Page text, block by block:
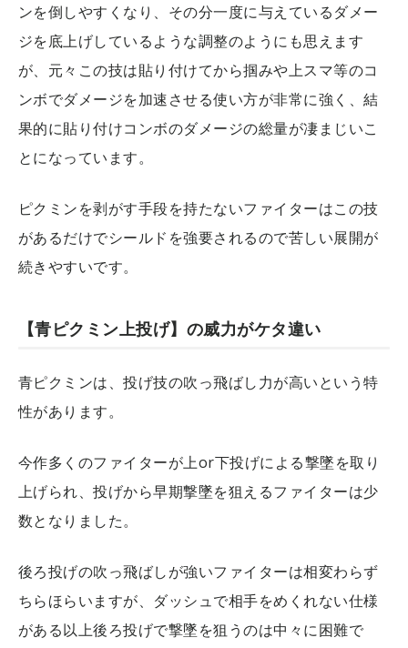
ンを倒しやすくなり、その分一度に与えているダメー
ジを底上げしているような調整のようにも思えます
が、元々この技は貼り付けてから掴みや上スマ等のコ
ンボでダメージを加速させる使い方が非常に強く、結
果的に貼り付けコンボのダメージの総量が凄まじいこ
とになっています。
ピクミンを剥がす手段を持たないファイターはこの技
があるだけでシールドを強要されるので苦しい展開が
続きやすいです。
【青ピクミン上投げ】の威力がケタ違い
青ピクミンは、投げ技の吹っ飛ばし力が高いという特
性があります。
今作多くのファイターが上or下投げによる撃墜を取り
上げられ、投げから早期撃墜を狙えるファイターは少
数となりました。
後ろ投げの吹っ飛ばしが強いファイターは相変わらず
ちらほらいますが、ダッシュで相手をめくれない仕様
がある以上後ろ投げで撃墜を狙うのは中々に困難で